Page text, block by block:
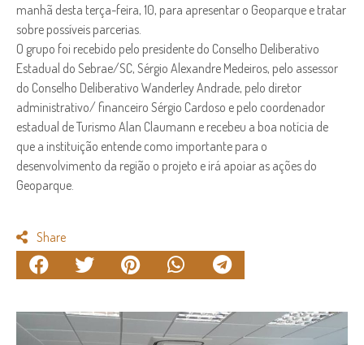
manhã desta terça-feira, 10, para apresentar o Geoparque e tratar
sobre possíveis parcerias.
O grupo foi recebido pelo presidente do Conselho Deliberativo
Estadual do Sebrae/SC, Sérgio Alexandre Medeiros, pelo assessor
do Conselho Deliberativo Wanderley Andrade, pelo diretor
administrativo/ financeiro Sérgio Cardoso e pelo coordenador
estadual de Turismo Alan Claumann e recebeu a boa notícia de
que a instituição entende como importante para o
desenvolvimento da região o projeto e irá apoiar as ações do
Geoparque.
Share